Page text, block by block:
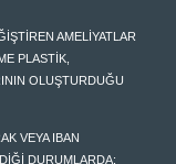
AMELİYATLAR
PLASTİK,
OLUŞTURDUĞU
VEYA IBAN
DURUMLARDA;